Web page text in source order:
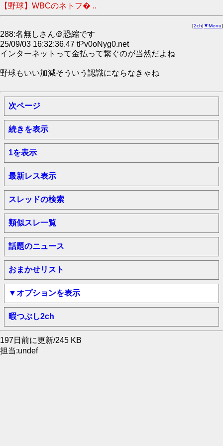
【野球】WBCのネトフ� ..
[2ch| ▼Menu]
288:名無しさん＠恐縮です
25/09/03 16:32:36.47 tPv0oNyg0.net
インターネットって金払って繋ぐのが当然だよね
野球もいい加減そういう認識にならなきゃね
次ページ
続きを表示
1を表示
最新レス表示
スレッドの検索
類似スレ一覧
話題のニュース
おまかせリスト
▼オプションを表示
暇つぶし2ch
197日前に更新/245 KB
担当:undef